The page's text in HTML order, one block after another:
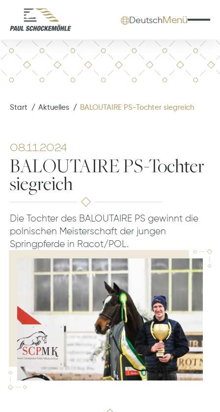
DeutschMenü
Start Aktuelles BALOUTAIRE PS-Tochter siegreich
08.11.2024
BALOUTAIRE PS-Tochter
siegreich
Die Tochter des BALOUTAIRE PS gewinnt die
polnischen Meisterschaft der jungen
Springpferde in Racot/POL.